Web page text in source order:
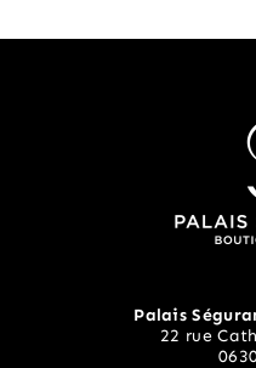
Palais
22 rue